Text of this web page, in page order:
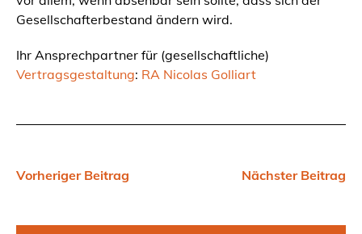
Gesellschafterbestand ändern wird.
Ihr Ansprechpartner für (gesellschaftliche)
Vertragsgestaltung: RA Nicolas Golliart
Vorheriger Beitrag Nächster Beitrag